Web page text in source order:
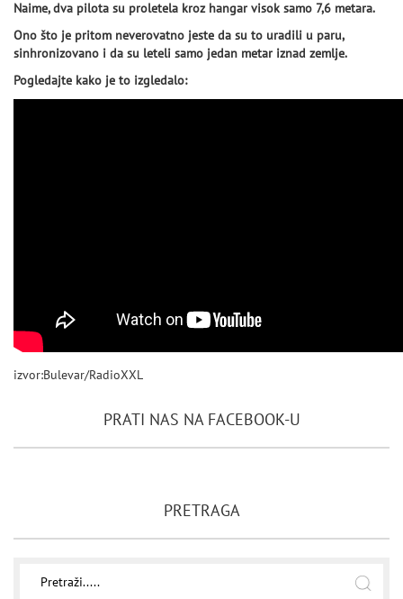
Naime, dva pilota su proletela kroz hangar visok samo 7,6 metara.
Ono što je pritom neverovatno jeste da su to uradili u paru,
sinhronizovano i da su leteli samo jedan metar iznad zemlje.
Pogledajte kako je to izgledalo:
izvor:Bulevar/RadioXXL
PRATI NAS NA FACEBOOK-U
PRETRAGA